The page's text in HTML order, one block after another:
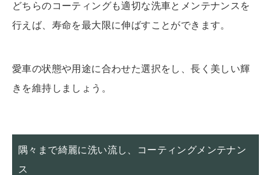
どちらのコーティングも適切な洗車とメンテナンスを
行えば、寿命を最大限に伸ばすことができます。
愛車の状態や用途に合わせた選択をし、長く美しい輝
きを維持しましょう。
隅々まで綺麗に洗い流し、コーティングメンテナン
ス